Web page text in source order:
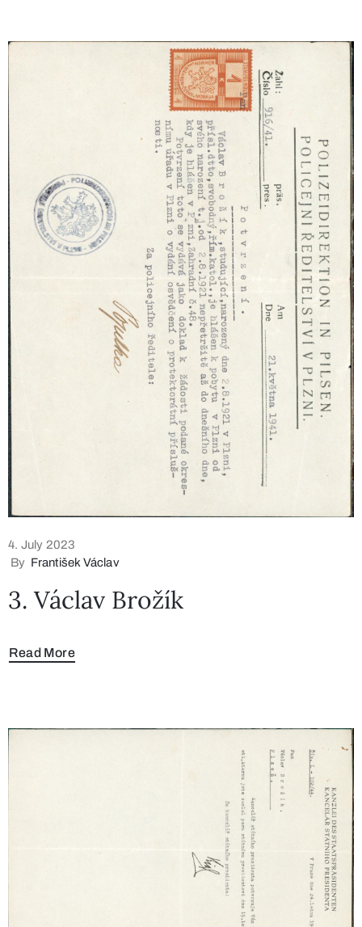
4. July 2023
By František Václav
3. Václav Brožík
Read More